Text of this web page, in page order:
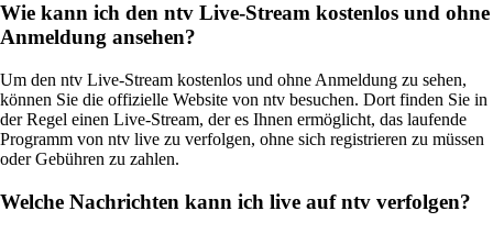
Wie kann ich den ntv Live-Stream kostenlos und ohne
Anmeldung ansehen?
Um den ntv Live-Stream kostenlos und ohne Anmeldung zu sehen,
können Sie die offizielle Website von ntv besuchen. Dort finden Sie in
der Regel einen Live-Stream, der es Ihnen ermöglicht, das laufende
Programm von ntv live zu verfolgen, ohne sich registrieren zu müssen
oder Gebühren zu zahlen.
Welche Nachrichten kann ich live auf ntv verfolgen?